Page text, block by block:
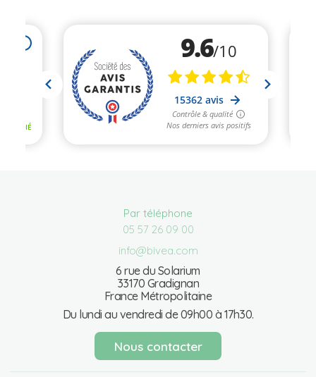
Par téléphone
05 57 26 09 00
info@bivea.com
6 rue du Solarium
33170 Gradignan
France Métropolitaine
Du lundi au vendredi de 09h00 à 17h30.
Nous contacter